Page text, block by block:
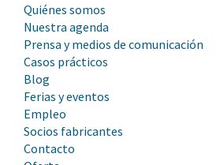
Quiénes somos
Nuestra agenda
Prensa y medios de comunicación
Casos prácticos
Blog
Ferias y eventos
Empleo
Socios fabricantes
Contacto